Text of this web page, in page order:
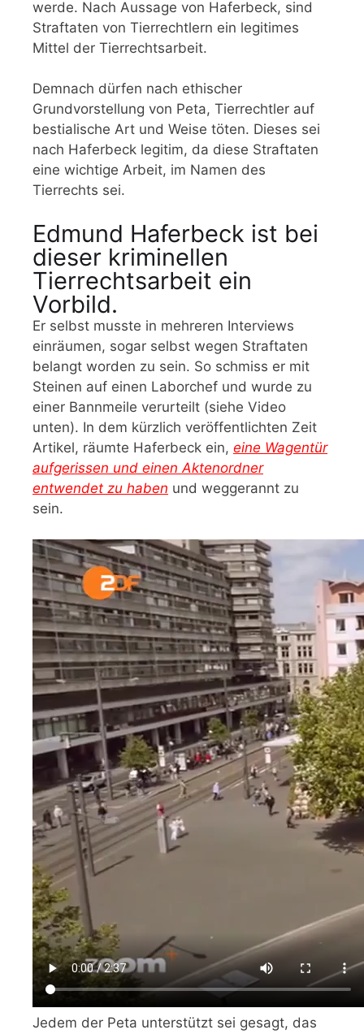
werde. Nach Aussage von Haferbeck, sind
Straftaten von Tierrechtlern ein legitimes
Mittel der Tierrechtsarbeit.
Demnach dürfen nach ethischer
Grundvorstellung von Peta, Tierrechtler auf
bestialische Art und Weise töten. Dieses sei
nach Haferbeck legitim, da diese Straftaten
eine wichtige Arbeit, im Namen des
Tierrechts sei.
Edmund Haferbeck ist bei
dieser kriminellen
Tierrechtsarbeit ein
Vorbild.
Er selbst musste in mehreren Interviews
einräumen, sogar selbst wegen Straftaten
belangt worden zu sein. So schmiss er mit
Steinen auf einen Laborchef und wurde zu
einer Bannmeile verurteilt (siehe Video
unten). In dem kürzlich veröffentlichten Zeit
Artikel, räumte Haferbeck ein, eine Wagentür
aufgerissen und einen Aktenordner
entwendet zu haben und weggerannt zu
sein.
Jedem der Peta unterstützt sei gesagt, das